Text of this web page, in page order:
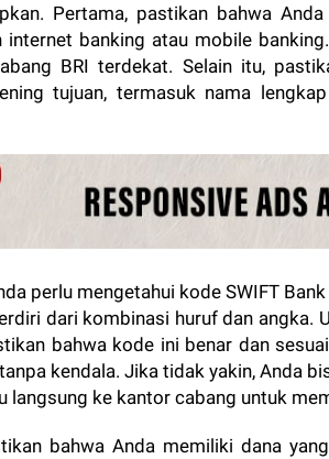
Pertama, pastikan bahwa
internet banking atau mobile
BRI terdekat. Selain itu,
tujuan, termasuk nama
perlu mengetahui kode SWIFT
dari kombinasi huruf dan angka.
bahwa kode ini benar dan
kendala. Jika tidak yakin, Anda
langsung ke kantor cabang untuk
bahwa Anda memiliki dana